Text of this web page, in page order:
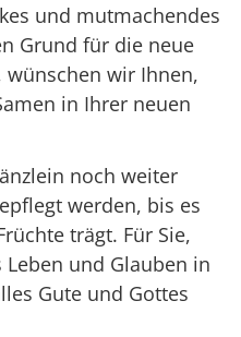
und mutmachendes
Grund für die neue
wir Ihnen,
in Ihrer neuen
noch weiter
werden, bis es
trägt. Für Sie,
und Glauben in
Gute und Gottes